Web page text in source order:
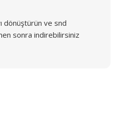
dönüştürün ve snd
sonra indirebilirsiniz